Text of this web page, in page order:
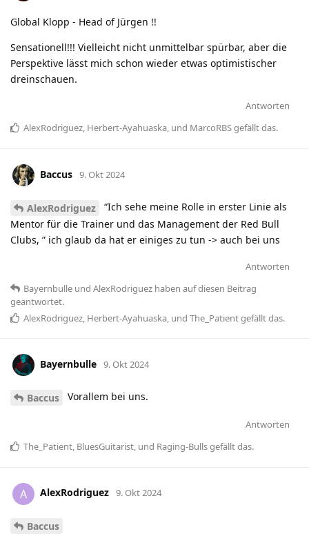
Global Klopp - Head of Jürgen !!
Sensationell!!! Vielleicht nicht unmittelbar spürbar, aber die
Perspektive lässt mich schon wieder etwas optimistischer
dreinschauen.
Antworten
AlexRodriguez, Herbert-Ayahuaska, und MarcoRBSgefällt das.
Baccus 9. Okt 2024
AlexRodriguez
“Ich sehe meine Rolle in erster Linie als
Mentor für die Trainer und das Management der Red Bull
Clubs, ” ich glaub da hat er einiges zu tun -> auch bei uns
Antworten
Bayernbulle und AlexRodriguez haben auf diesen Beitrag
geantwortet.
AlexRodriguez, Herbert-Ayahuaska, und The_Patientgefällt das.
Bayernbulle 9. Okt 2024
Baccus Vorallem bei uns.
Antworten
The_Patient BluesGuitarist , und Raging-Bullsgefällt das.
A AlexRodriguez 9. Okt 2024
Baccus